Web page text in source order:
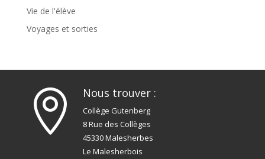
Vie de l'élève
Voyages et sorties
 Nous trouver :
Collège Gutenberg
8 Rue des Collèges
45330 Malesherbes
Le Malesherbois